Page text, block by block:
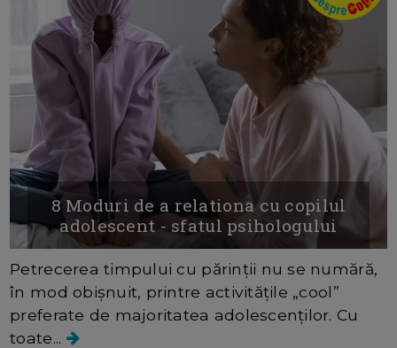
8 Moduri de a relationa cu copilul
adolescent - sfatul psihologului
Petrecerea timpului cu părinții nu se numără,
în mod obișnuit, printre activitățile „cool”
preferate de majoritatea adolescenților. Cu
toate...